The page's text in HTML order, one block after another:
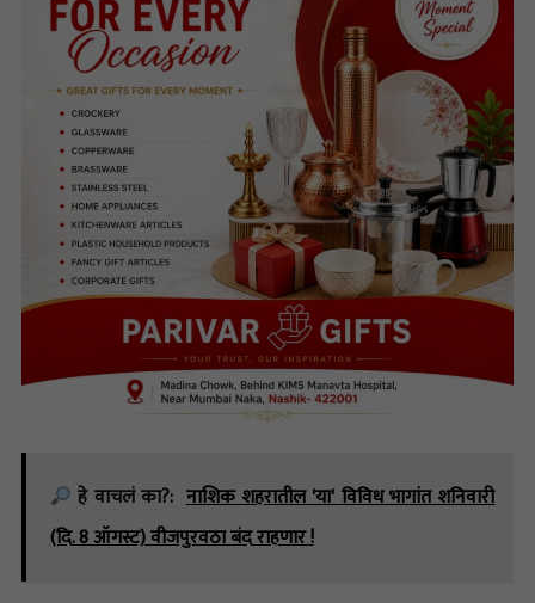
हे वाचलं का?: नाशिक शहरातील 'या' विविध भागांत शनिवारी
(दि. 8 ऑगस्ट) वीजपुरवठा बंद राहणार !